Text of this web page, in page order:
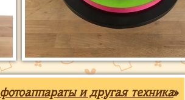
и другая техника»